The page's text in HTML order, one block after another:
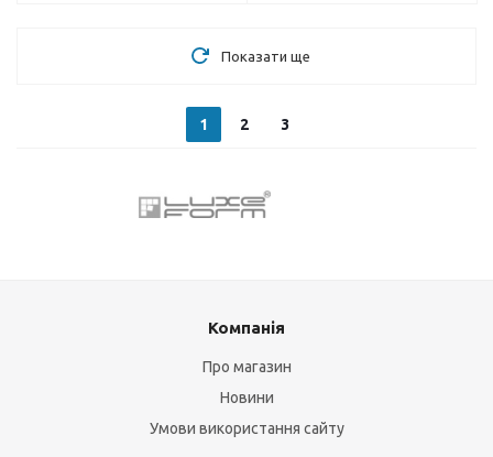
Показати ще
1 2 3
Компанія
Про магазин
Новини
Умови використання сайту